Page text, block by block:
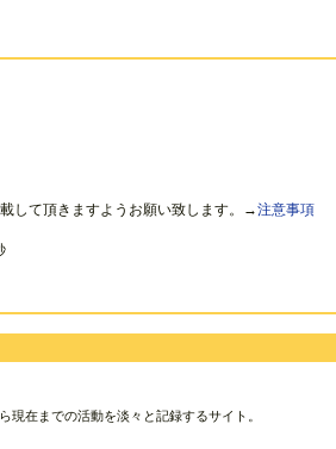
して頂きますようお願い致します。→注意事項
在までの活動を淡々と記録するサイト。